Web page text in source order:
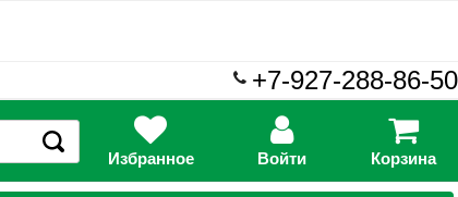
+7-927-288-86-50
Избранное Войти Корзина